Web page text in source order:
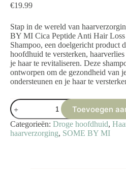
€19.99
Stap in de wereld van
BY MI Cica Peptide Anti Hair Loss
Shampoo, een doelgericht product
hoofdhuid te versterken,
je haar te revitaliseren. Deze
ontworpen om de gezondheid van
ondersteunen en je haar te
SOME
BY
MI
-
Cica
Toevoegen
Categorieën: Droge hoofdhuid,
haarverzorging, SOME BY MI